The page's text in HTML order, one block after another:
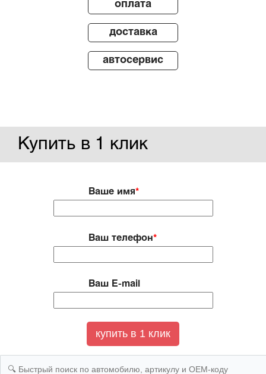
оплата
доставка
автосервис
Купить в 1 клик
Ваше имя*
Ваш телефон*
Ваш E-mail